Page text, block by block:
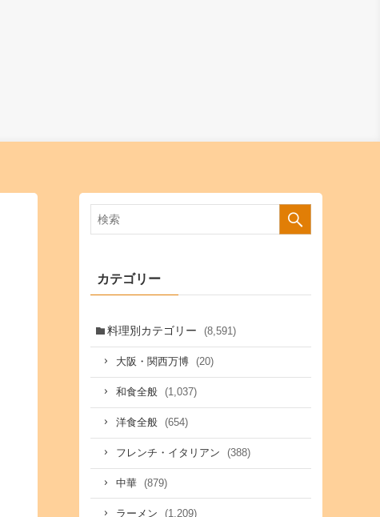
カテゴリー
料理別カテゴリー (8,591)
大阪・関西万博 (20)
和食全般 (1,037)
洋食全般 (654)
フレンチ・イタリアン (388)
中華 (879)
ラーメン (1,209)